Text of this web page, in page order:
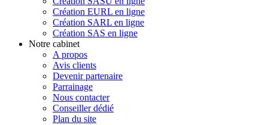
Création EURL en ligne
Création SARL en ligne
Création SAS en ligne
Notre cabinet
A propos
Avis clients
Devenir partenaire
Parrainage
Nous contacter
Conseiller dédié
Plan du site